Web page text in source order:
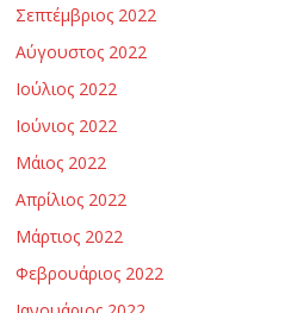
Σεπτέμβριος 2022
Αύγουστος 2022
Ιούλιος 2022
Ιούνιος 2022
Μάιος 2022
Απρίλιος 2022
Μάρτιος 2022
Φεβρουάριος 2022